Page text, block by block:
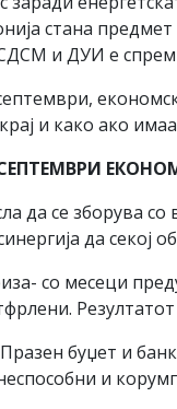
стана предмет
и ДУИ е
и како ако
да се зборува
да секој
со месеци
буџет и
и